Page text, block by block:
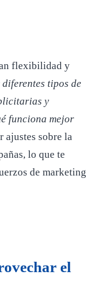
flexibilidad y
tipos de
y
funciona mejor
ajustes sobre la
lo que te
de marketing
el